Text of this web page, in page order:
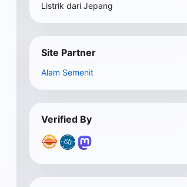
Listrik dari Jepang
Site Partner
Alam Semenit
Verified By